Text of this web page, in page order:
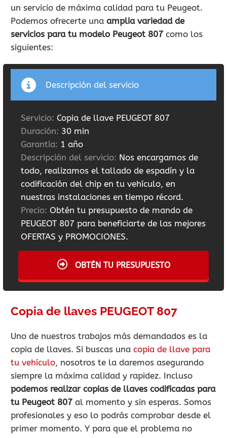
un servicio de máxima calidad para tu Peugeot.
Podemos ofrecerte una amplia variedad de
servicios para tu modelo Peugeot 807 como los
siguientes:
Descripción del servicio
Servicio: Copia de llave PEUGEOT 807
Duración: 30 min
Garantía: 1 año
Descripción del servicio: Nos encargamos de
todo, realizamos el tallado de espadín y la
codificación del chip en tu vehículo, en
nuestras instalaciones en tiempo récord.
Precio: Obtén tu presupuesto de mando de
PEUGEOT 807 para beneficiarte de las mejores
OFERTAS y PROMOCIONES.
OBTÉN TU PRESUPUESTO
Copia de llaves PEUGEOT 807
Uno de nuestros trabajos más demandados es la
copia de llaves. Si buscas una copia de llave para
tu vehículo, nosotros te la daremos asegurando
siempre la máxima calidad y rapidez. Incluso
podemos realizar copias de llaves codificadas para
tu Peugeot 807 al momento y sin esperas. Somos
profesionales y eso lo podrás comprobar desde el
primer momento. Y para que el problema no